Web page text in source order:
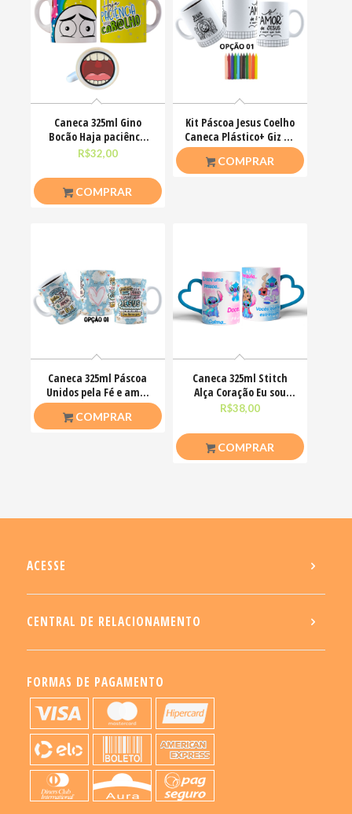
Caneca 325ml Gino
Bocão Haja paciênca
nesse caralho Meme
R$32,00
COMPRAR
Kit Páscoa Jesus Coelho
Caneca Plástico+ Giz De
Cera Colorir
COMPRAR
Caneca 325ml Páscoa
Unidos pela Fé e amor
que ele nos ensinou
COMPRAR
Caneca 325ml Stitch
Alça Coração Eu sou
uma pessoa calma
R$38,00
COMPRAR
ACESSE
CENTRAL DE RELACIONAMENTO
FORMAS DE PAGAMENTO